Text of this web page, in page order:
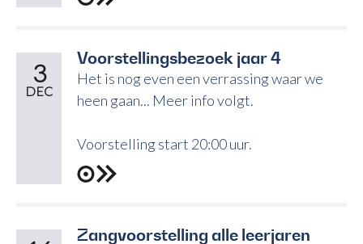
Voorstellingsbezoek jaar 4
3
DEC
Het is nog even een verrassing waar we
heen gaan... Meer info volgt.
Voorstelling start 20:00 uur.
Zangvoorstelling alle leerjaren